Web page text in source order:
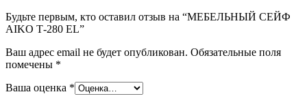
Будьте первым, кто оставил отзыв на “МЕБЕЛЬНЫЙ СЕЙФ
AIKO Т-280 EL”
Ваш адрес email не будет опубликован. Обязательные поля
помечены *
Ваша оценка *